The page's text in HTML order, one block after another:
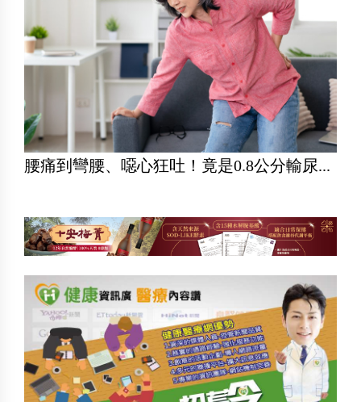
腰痛到彎腰、噁心狂吐！竟是0.8公分輸尿...